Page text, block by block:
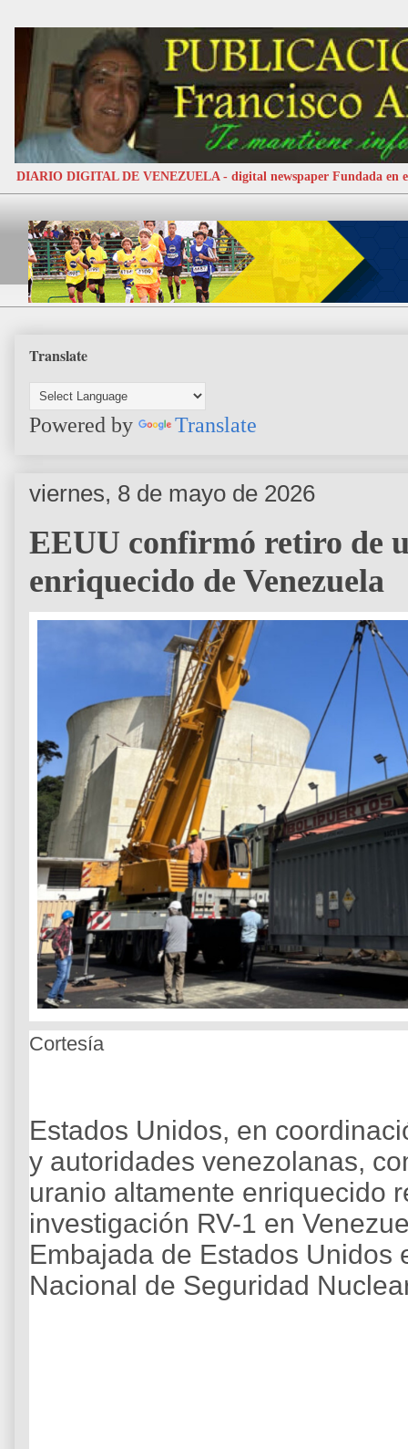
DIARIO DIGITAL DE VENEZUELA - digital newspaper Fundada en
Translate
Powered by Translate
viernes, 8 de mayo de 2026
EEUU confirmó retiro de
enriquecido de Venezuela
Cortesía
Estados Unidos, en
y autoridades venezolanas,
uranio altamente enriquecido
investigación RV-1 en
Embajada de Estados Unidos
Nacional de Seguridad